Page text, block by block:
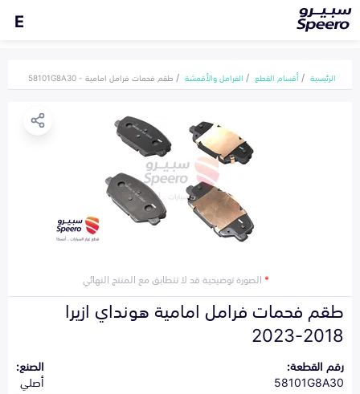
E
الرئيسية أقسام القطع الفرامل والأقمشة طقم فحمات فرامل امامية - 58101G8A30
*الصورة توضيحية قد لا تتطابق مع المنتج النهائي
طقم فحمات فرامل امامية هونداي ازيرا
2018-2023
رقم القطعة:
58101G8A30
الصنع:
أصلي